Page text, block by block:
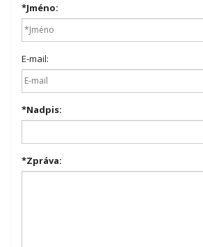
*Jméno:
E-mail:
*Nadpis:
*Zpráva: